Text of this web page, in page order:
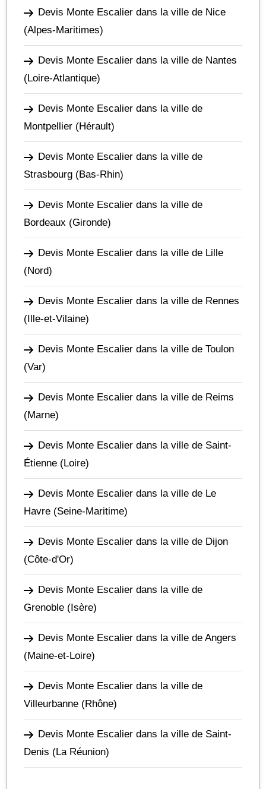
Devis Monte Escalier dans la ville de Nice
(Alpes-Maritimes)
Devis Monte Escalier dans la ville de Nantes
(Loire-Atlantique)
Devis Monte Escalier dans la ville de
Montpellier (Hérault)
Devis Monte Escalier dans la ville de
Strasbourg (Bas-Rhin)
Devis Monte Escalier dans la ville de
Bordeaux (Gironde)
Devis Monte Escalier dans la ville de Lille
(Nord)
Devis Monte Escalier dans la ville de Rennes
(Ille-et-Vilaine)
Devis Monte Escalier dans la ville de Toulon
(Var)
Devis Monte Escalier dans la ville de Reims
(Marne)
Devis Monte Escalier dans la ville de Saint-
Étienne (Loire)
Devis Monte Escalier dans la ville de Le
Havre (Seine-Maritime)
Devis Monte Escalier dans la ville de Dijon
(Côte-d'Or)
Devis Monte Escalier dans la ville de
Grenoble (Isère)
Devis Monte Escalier dans la ville de Angers
(Maine-et-Loire)
Devis Monte Escalier dans la ville de
Villeurbanne (Rhône)
Devis Monte Escalier dans la ville de Saint-
Denis (La Réunion)